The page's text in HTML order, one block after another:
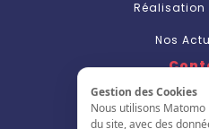
Gestion des Cookies
Nous utilisons
du site, avec des
Réalisation :
Nos
Nous